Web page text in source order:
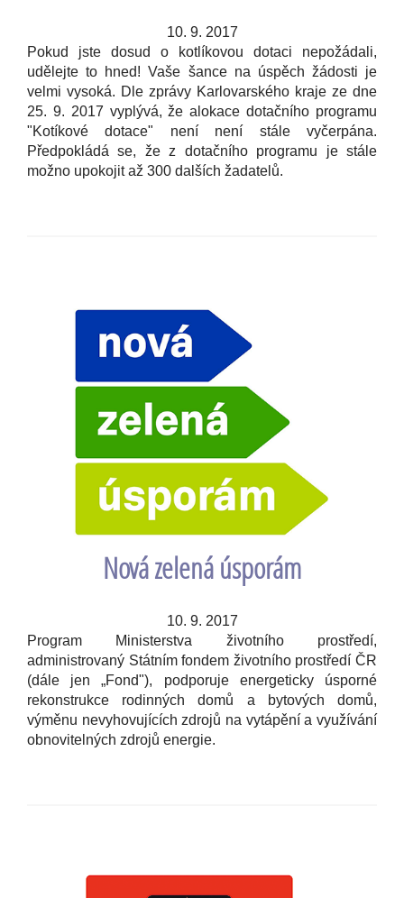
10. 9. 2017
Pokud jste dosud o kotlíkovou dotaci nepožádali,
udělejte to hned! Vaše šance na úspěch žádosti je
velmi vysoká. Dle zprávy Karlovarského kraje ze dne
25. 9. 2017 vyplývá, že alokace dotačního programu
"Kotíkové dotace" není není stále vyčerpána.
Předpokládá se, že z dotačního programu je stále
možno upokojit až 300 dalších žadatelů.
Nová zelená úsporám
10. 9. 2017
Program Ministerstva životního prostředí,
administrovaný Státním fondem životního prostředí ČR
(dále jen „Fond"), podporuje energeticky úsporné
rekonstrukce rodinných domů a bytových domů,
výměnu nevyhovujících zdrojů na vytápění a využívání
obnovitelných zdrojů energie.